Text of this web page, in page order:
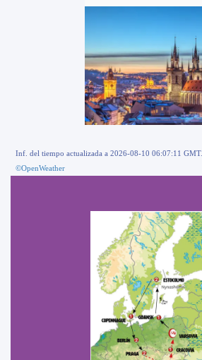
Inf. del tiempo actualizada a 2026-08-10 06:07:11
©OpenWeather